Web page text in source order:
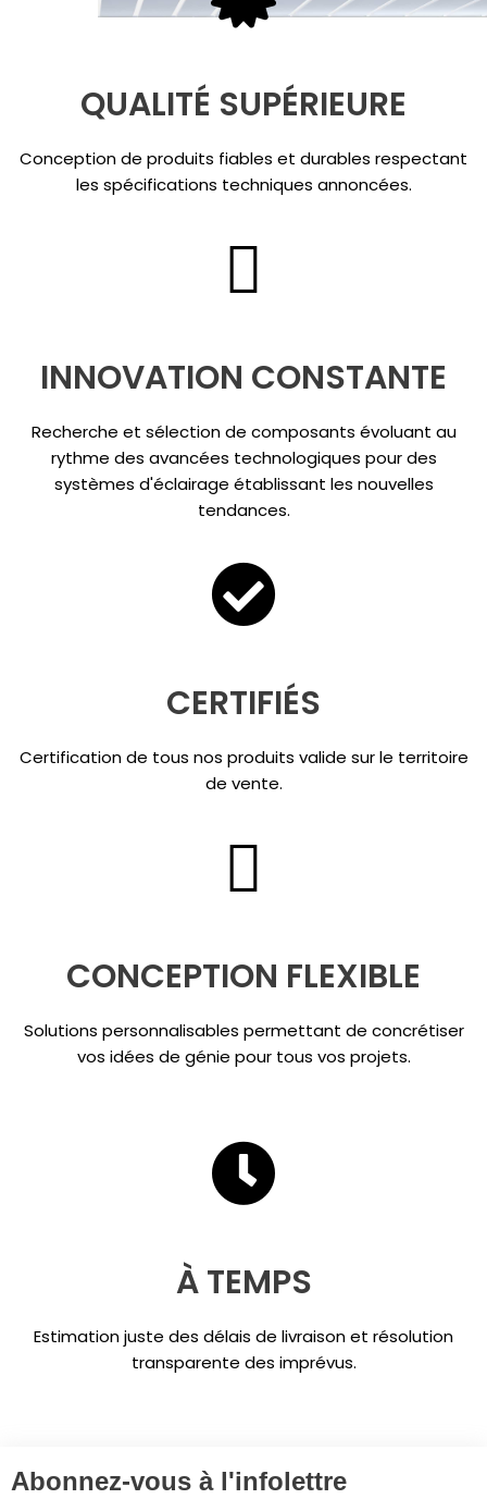
QUALITÉ SUPÉRIEURE
Conception de produits fiables et durables respectant
les spécifications techniques annoncées.
INNOVATION CONSTANTE
Recherche et sélection de composants évoluant au
rythme des avancées technologiques pour des
systèmes d'éclairage établissant les nouvelles
tendances.
CERTIFIÉS
Certification de tous nos produits valide sur le territoire
de vente.
CONCEPTION FLEXIBLE
Solutions personnalisables permettant de concrétiser
vos idées de génie pour tous vos projets.
À TEMPS
Estimation juste des délais de livraison et résolution
transparente des imprévus.
Abonnez-vous à l'infolettre